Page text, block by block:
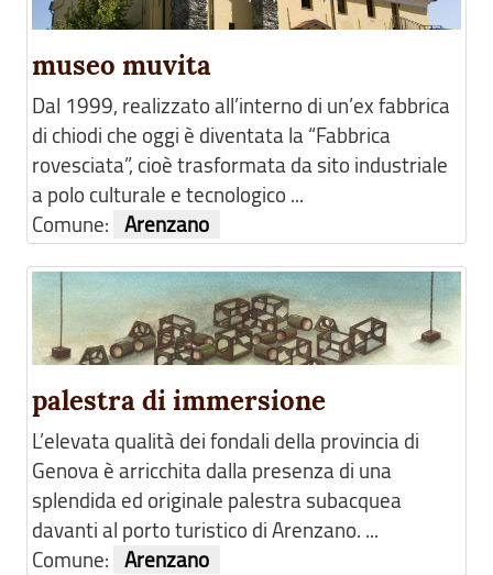
museo muvita
Dal 1999, realizzato all’interno di un’ex fabbrica
di chiodi che oggi è diventata la “Fabbrica
rovesciata”, cioè trasformata da sito industriale
a polo culturale e tecnologico ...
Comune: Arenzano
palestra di immersione
L’elevata qualità dei fondali della provincia di
Genova è arricchita dalla presenza di una
splendida ed originale palestra subacquea
davanti al porto turistico di Arenzano. ...
Comune: Arenzano